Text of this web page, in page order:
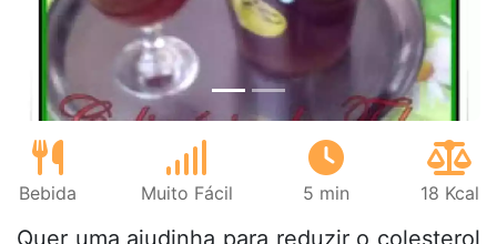
Bebida Muito Fácil 5 min 18 Kcal
Quer uma ajudinha para reduzir o colesterol